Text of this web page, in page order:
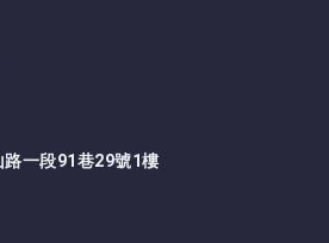
一段91巷29號1樓